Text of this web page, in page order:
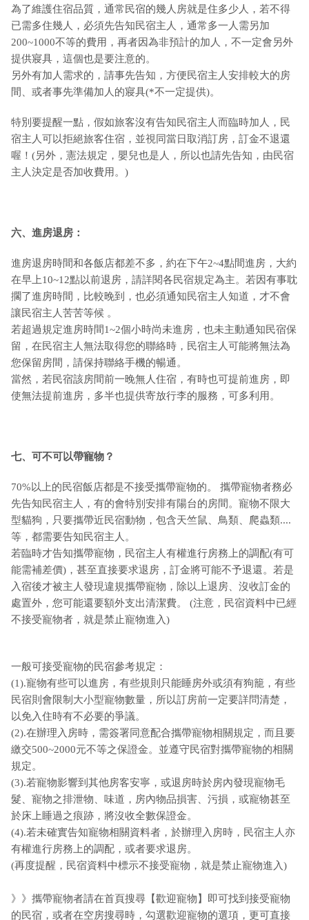
為了維護住宿品質，通常民宿的幾人房就是住多少人，若不得
已需多住幾人，必須先告知民宿主人，通常多一人需另加
200~1000不等的費用，再者因為非預計的加人，不一定會另外
提供寢具，這個也是要注意的。
另外有加人需求的，請事先告知，方便民宿主人安排較大的房
間、或者事先準備加人的寢具(*不一定提供)。
特別要提醒一點，假如旅客沒有告知民宿主人而臨時加人，民
宿主人可以拒絕旅客住宿，並視同當日取消訂房，訂金不退還
喔！(另外，憲法規定，嬰兒也是人，所以也請先告知，由民宿
主人決定是否加收費用。)
六、進房退房：
進房退房時間和各飯店都差不多，約在下午2~4點間進房，大約
在早上10~12點以前退房，請詳閱各民宿規定為主。若因有事耽
擱了進房時間，比較晚到，也必須通知民宿主人知道，才不會
讓民宿主人苦苦等候 。
若超過規定進房時間1~2個小時尚未進房，也未主動通知民宿保
留，在民宿主人無法取得您的聯絡時，民宿主人可能將無法為
您保留房間，請保持聯絡手機的暢通。
當然，若民宿該房間前一晚無人住宿，有時也可提前進房，即
使無法提前進房，多半也提供寄放行李的服務，可多利用。
七、可不可以帶寵物？
70%以上的民宿飯店都是不接受攜帶寵物的。 攜帶寵物者務必
先告知民宿主人，有的會特別安排有陽台的房間。寵物不限大
型貓狗，只要攜帶近民宿動物，包含天竺鼠、鳥類、爬蟲類....
等，都需要告知民宿主人。
若臨時才告知攜帶寵物，民宿主人有權進行房務上的調配(有可
能需補差價)，甚至直接要求退房，訂金將可能不予退還。若是
入宿後才被主人發現違規攜帶寵物，除以上退房、沒收訂金的
處置外，您可能還要額外支出清潔費。 (注意，民宿資料中已經
不接受寵物者，就是禁止寵物進入)
一般可接受寵物的民宿參考規定：
(1).寵物有些可以進房，有些規則只能睡房外或須有狗籠，有些
民宿則會限制大小型寵物數量，所以訂房前一定要詳問清楚，
以免入住時有不必要的爭議。
(2).在辦理入房時，需簽署同意配合攜帶寵物相關規定，而且要
繳交500~2000元不等之保證金。並遵守民宿對攜帶寵物的相關
規定。
(3).若寵物影響到其他房客安寧，或退房時於房內發現寵物毛
髮、寵物之排泄物、味道，房內物品損害、污損，或寵物甚至
於床上睡過之痕跡，將沒收全數保證金。
(4).若未確實告知寵物相關資料者，於辦理入房時，民宿主人亦
有權進行房務上的調配，或者要求退房。
(再度提醒，民宿資料中標示不接受寵物，就是禁止寵物進入)
》》攜帶寵物者請在首頁搜尋【歡迎寵物】即可找到接受寵物
的民宿，或者在空房搜尋時，勾選歡迎寵物的選項，更可直接